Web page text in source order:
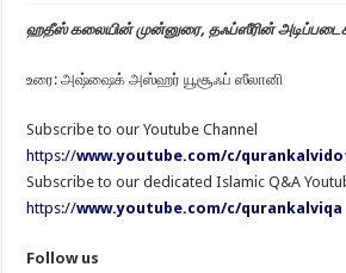
ஹதீஸ் கலையின் முன்னுரை, தஃப்ஸீரின்
உரை: அஷ்ஷைக் அஸ்ஹர் யூசூஃப் ஸீலானி
Subscribe to our Youtube Channel
https://www.youtube.com/c/
Subscribe to our dedicated Islamic Q&A
https://www.youtube.com/c/qurankalviqa
Follow us